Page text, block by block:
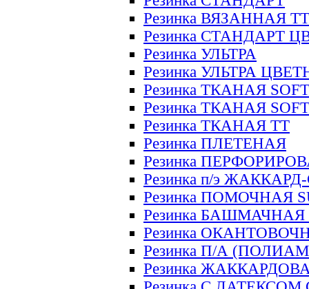
Резинка ВЯЗАННАЯ ТТ
Резинка СТАНДАРТ
Резинка УЛЬТРА
Резинка УЛЬТРА
Резинка ТКАНАЯ SOFT
Резинка ТКАНАЯ
Резинка ТКАНАЯ ТТ
Резинка ПЛЕТЕНАЯ
Резинка
Резинка п/э
Резинка ПОМОЧНАЯ
Резинка БАШМАЧНАЯ
Резинка
Резинка П/А
Резинка